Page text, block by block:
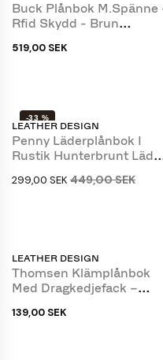
Buck Plånbok M.spänne
Rfid Skydd - Brun
519,00 SEK
LEATHER DESIGN
Penny Läderplånbok I
Rustik Hunterbrunt
299,00 SEK 449,00 SEK
-33 %
LEATHER DESIGN
Thomsen Klämplånbok
Med Dragkedjefack –
139,00 SEK